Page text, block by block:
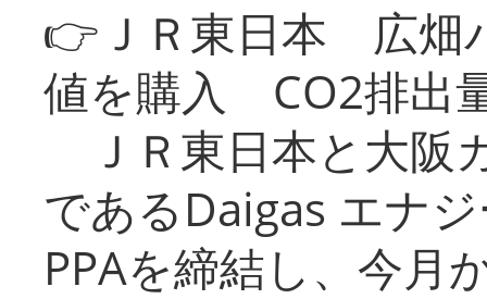
👉ＪＲ東日本 広畑
値を購入 CO2排出
ＪＲ東日本と大阪
であるDaigas エナ
PPAを締結し、今月